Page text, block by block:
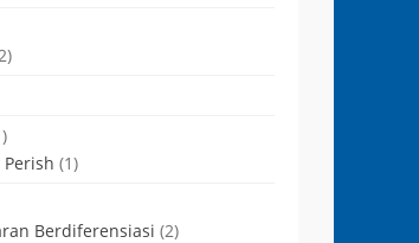
(1)
Berdiferensiasi (2)